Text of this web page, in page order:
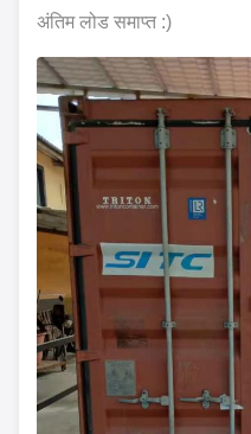
अंतिम लोड समाप्त :)